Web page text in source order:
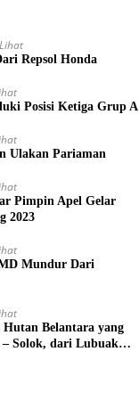
Repsol Honda
Posisi Ketiga Grup A
Ulakan Pariaman
Pimpin Apel Gelar
2023
Mundur Dari
Belantara yang
– Solok, dari Lubuak